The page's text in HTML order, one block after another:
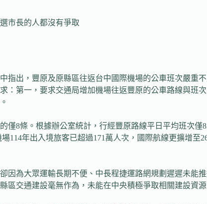
市長的人都沒有爭取
指出，豐原及原縣區往返台中國際機場的公車班次嚴重
：第一，要求交通局增加機場往返豐原的公車路線與班
僅8條。根據辦公室統計，行經豐原路線平日平均班次
114年出入境旅客已超過171萬人次，國際航線更擴增
因為大眾運輸長期不便、中長程捷運路網規劃遲遲未能
交通建設毫無作為，未能在中央積極爭取相關建設資